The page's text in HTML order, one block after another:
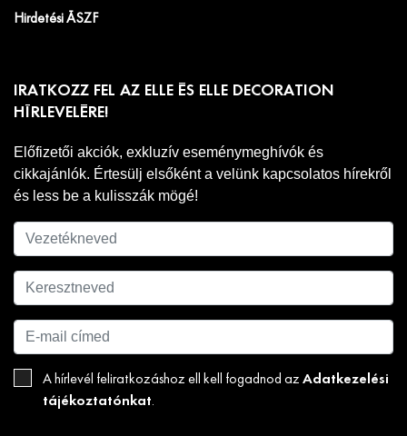
Hirdetési ÁSZF
IRATKOZZ FEL AZ ELLE ÉS ELLE DECORATION
HÍRLEVELÉRE!
Előfizetői akciók, exkluzív eseménymeghívók és
cikkajánlók. Értesülj elsőként a velünk kapcsolatos hírekről
és less be a kulisszák mögé!
A hírlevél feliratkozáshoz ell kell fogadnod az Adatkezelési
tájékoztatónkat.